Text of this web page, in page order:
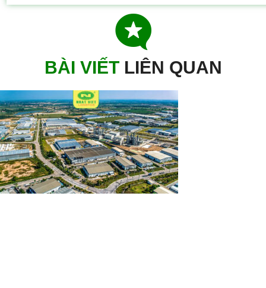
BÀI VIẾT LIÊN QUAN